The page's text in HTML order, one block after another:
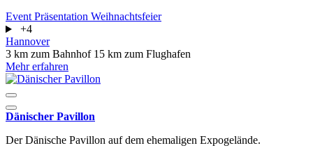
Event Präsentation Weihnachtsfeier
+4
Hannover
3 km zum Bahnhof 15 km zum Flughafen
Mehr erfahren
Dänischer Pavillon
Der Dänische Pavillon auf dem ehemaligen Expogelände.